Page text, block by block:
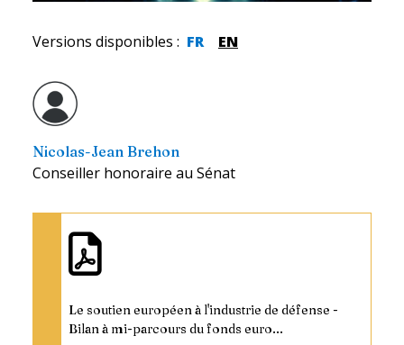
Versions disponibles : FR EN
Nicolas-Jean Brehon
Conseiller honoraire au Sénat
Le soutien européen à l'industrie de défense -
Bilan à mi-parcours du fonds euro...